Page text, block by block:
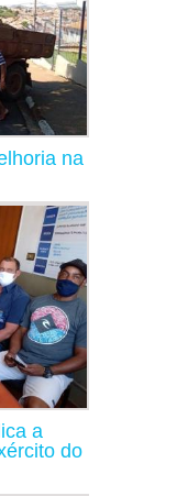
na
a
do